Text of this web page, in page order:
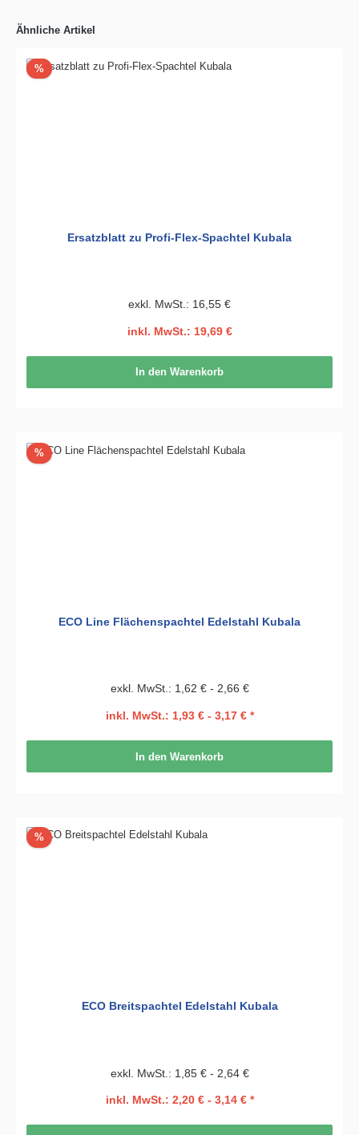
Ähnliche Artikel
%Rabatt
Ersatzblatt zu Profi-Flex-Spachtel Kubala
exkl. MwSt.: 16,55 €
inkl. MwSt.: 19,69 €
In den Warenkorb
%Rabatt
ECO Line Flächenspachtel Edelstahl Kubala
exkl. MwSt.: 1,62 € - 2,66 €
inkl. MwSt.: 1,93 € - 3,17 € *
In den Warenkorb
%Rabatt
ECO Breitspachtel Edelstahl Kubala
exkl. MwSt.: 1,85 € - 2,64 €
inkl. MwSt.: 2,20 € - 3,14 € *